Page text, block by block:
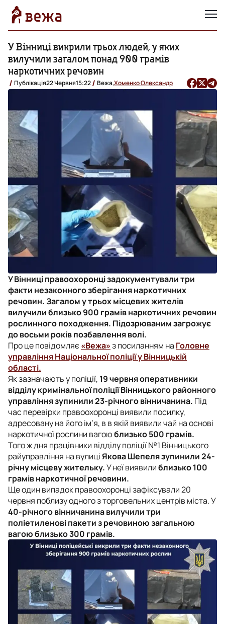
У Вінниці викрили трьох людей, у яких
вилучили загалом понад 900 грамів
наркотичних речовин
Публікація22 Червня15:22 Вежа,Хоменко Олександр
У Вінниці правоохоронці задокументували три
факти незаконного зберігання наркотичних
речовин. Загалом у трьох місцевих жителів
вилучили близько 900 грамів наркотичних речовин
рослинного походження. Підозрюваним загрожує
до восьми років позбавлення волі.
Про це повідомляє«Вежа»з посиланням на Головне
управління Національної поліції у Вінницькій
області.
Як зазначають у поліції, 19 червня оперативники
відділу кримінальної поліції Вінницького районного
управління зупинили 23-річного вінничанина. Під
час перевірки правоохоронці виявили посилку,
адресовану на його ім’я, в в якій виявили чай на основі
наркотичної рослини вагоюблизько 500 грамів.
Того ж дня працівники відділу поліції №1 Вінницького
райуправління на вулиціЯкова Шепеля зупинили 24-
річну місцеву жительку.У неї виявилиблизько 100
грамів наркотичної речовини.
Ще один випадок правоохоронці зафіксували 20
червня поблизу одного з торговельних центрів міста. У
40-річного вінничанина вилучили три
поліетиленові пакети з речовиною загальною
вагою близько 300 грамів.